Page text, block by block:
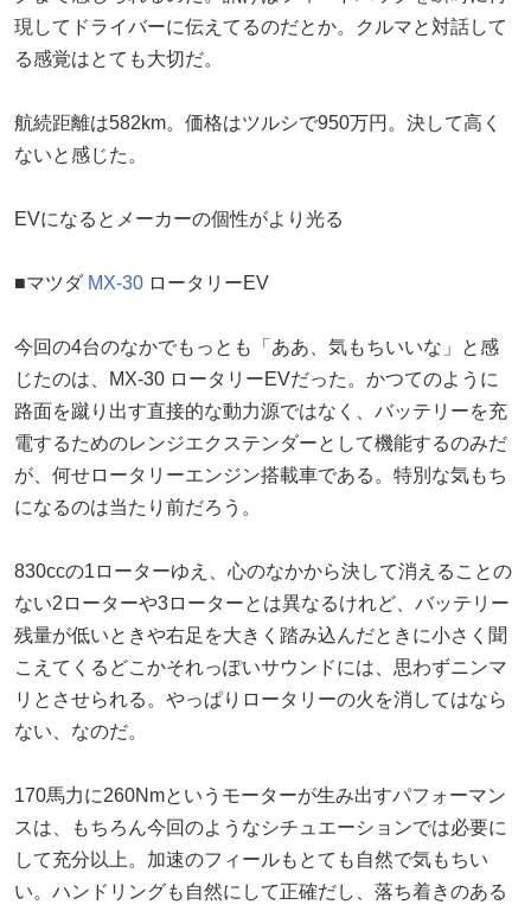
現してドライバーに伝えてるのだとか。クルマと対話して
る感覚はとても大切だ。
航続距離は582km。価格はツルシで950万円。決して高く
ないと感じた。
EVになるとメーカーの個性がより光る
■マツダ MX-30 ロータリーEV
今回の4台のなかでもっとも「ああ、気もちいいな」と感
じたのは、MX-30 ロータリーEVだった。かつてのように
路面を蹴り出す直接的な動力源ではなく、バッテリーを充
電するためのレンジエクステンダーとして機能するのみだ
が、何せロータリーエンジン搭載車である。特別な気もち
になるのは当たり前だろう。
830ccの1ローターゆえ、心のなかから決して消えることの
ない2ローターや3ローターとは異なるけれど、バッテリー
残量が低いときや右足を大きく踏み込んだときに小さく聞
こえてくるどこかそれっぽいサウンドには、思わずニンマ
リとさせられる。やっぱりロータリーの火を消してはなら
ない、なのだ。
170馬力に260Nmというモーターが生み出すパフォーマン
スは、もちろん今回のようなシチュエーションでは必要に
して充分以上。加速のフィールもとても自然で気もちい
い。ハンドリングも自然にして正確だし、落ち着きのある